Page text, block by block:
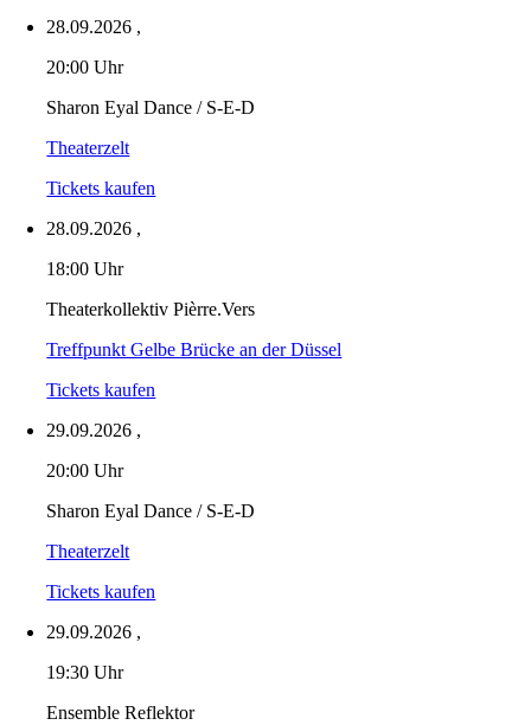
28.09.2026 ,
20:00 Uhr
Sharon Eyal Dance / S-E-D
Theaterzelt
Tickets kaufen
28.09.2026 ,
18:00 Uhr
Theaterkollektiv Pièrre.Vers
Treffpunkt Gelbe Brücke an der Düssel
Tickets kaufen
29.09.2026 ,
20:00 Uhr
Sharon Eyal Dance / S-E-D
Theaterzelt
Tickets kaufen
29.09.2026 ,
19:30 Uhr
Ensemble Reflektor